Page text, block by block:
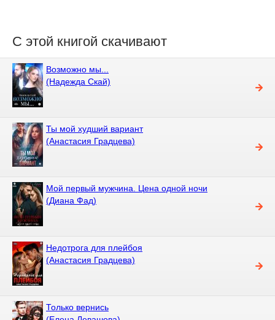
С этой книгой скачивают
Возможно мы...
(Надежда Скай)
Ты мой худший вариант
(Анастасия Градцева)
Мой первый мужчина. Цена одной ночи
(Диана Фад)
Недотрога для плейбоя
(Анастасия Градцева)
Только вернись